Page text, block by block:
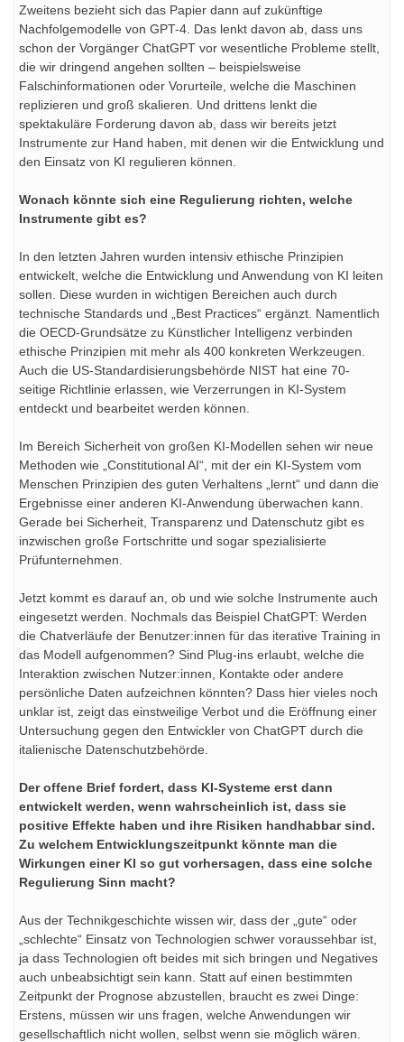
Zweitens bezieht sich das Papier dann auf zukünftige
Nachfolgemodelle von GPT-4. Das lenkt davon ab, dass uns
schon der Vorgänger ChatGPT vor wesentliche Probleme stellt,
die wir dringend angehen sollten – beispielsweise
Falschinformationen oder Vorurteile, welche die Maschinen
replizieren und groß skalieren. Und drittens lenkt die
spektakuläre Forderung davon ab, dass wir bereits jetzt
Instrumente zur Hand haben, mit denen wir die Entwicklung und
den Einsatz von KI regulieren können.
Wonach könnte sich eine Regulierung richten, welche
Instrumente gibt es?
In den letzten Jahren wurden intensiv ethische Prinzipien
entwickelt, welche die Entwicklung und Anwendung von KI leiten
sollen. Diese wurden in wichtigen Bereichen auch durch
technische Standards und „Best Practices“ ergänzt. Namentlich
die OECD-Grundsätze zu Künstlicher Intelligenz verbinden
ethische Prinzipien mit mehr als 400 konkreten Werkzeugen.
Auch die US-Standardisierungsbehörde NIST hat eine 70-
seitige Richtlinie erlassen, wie Verzerrungen in KI-System
entdeckt und bearbeitet werden können.
Im Bereich Sicherheit von großen KI-Modellen sehen wir neue
Methoden wie „Constitutional AI“, mit der ein KI-System vom
Menschen Prinzipien des guten Verhaltens „lernt“ und dann die
Ergebnisse einer anderen KI-Anwendung überwachen kann.
Gerade bei Sicherheit, Transparenz und Datenschutz gibt es
inzwischen große Fortschritte und sogar spezialisierte
Prüfunternehmen.
Jetzt kommt es darauf an, ob und wie solche Instrumente auch
eingesetzt werden. Nochmals das Beispiel ChatGPT: Werden
die Chatverläufe der Benutzer:innen für das iterative Training in
das Modell aufgenommen? Sind Plug-ins erlaubt, welche die
Interaktion zwischen Nutzer:innen, Kontakte oder andere
persönliche Daten aufzeichnen könnten? Dass hier vieles noch
unklar ist, zeigt das einstweilige Verbot und die Eröffnung einer
Untersuchung gegen den Entwickler von ChatGPT durch die
italienische Datenschutzbehörde.
Der offene Brief fordert, dass KI-Systeme erst dann
entwickelt werden, wenn wahrscheinlich ist, dass sie
positive Effekte haben und ihre Risiken handhabbar sind.
Zu welchem Entwicklungszeitpunkt könnte man die
Wirkungen einer KI so gut vorhersagen, dass eine solche
Regulierung Sinn macht?
Aus der Technikgeschichte wissen wir, dass der „gute“ oder
„schlechte“ Einsatz von Technologien schwer voraussehbar ist,
ja dass Technologien oft beides mit sich bringen und Negatives
auch unbeabsichtigt sein kann. Statt auf einen bestimmten
Zeitpunkt der Prognose abzustellen, braucht es zwei Dinge:
Erstens, müssen wir uns fragen, welche Anwendungen wir
gesellschaftlich nicht wollen, selbst wenn sie möglich wären.